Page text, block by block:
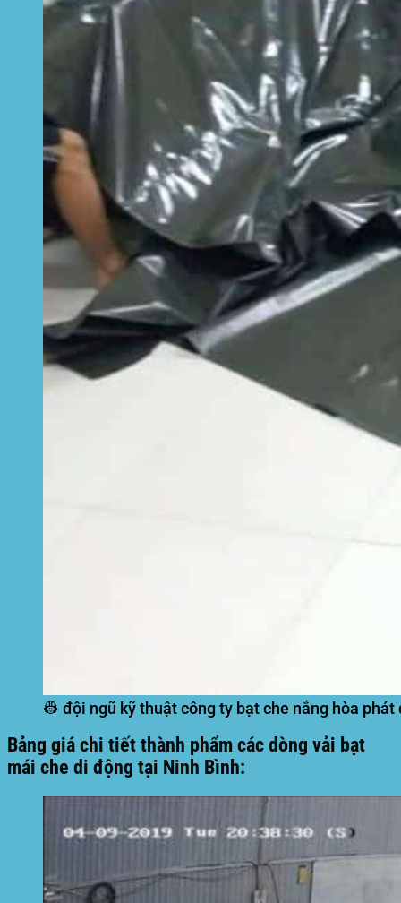
👷 đội ngũ kỹ thuật công ty bạt che nắng hòa
Bảng giá chi tiết thành phẩm các dòng vải bạt
mái che di động tại Ninh Bình: